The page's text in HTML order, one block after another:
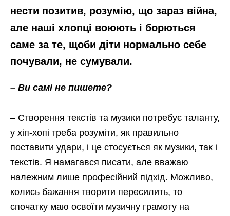
нести позитив, розумію, що зараз війна,
але наші хлопці воюють і борються
саме за те, щоби діти нормально себе
почували, не сумували.
– Ви самі не пишете?
– Створення текстів та музики потребує таланту,
у хіп-хопі треба розуміти, як правильно
поставити удари, і це стосується як музики, так і
текстів. Я намагався писати, але вважаю
належним лише професійний підхід. Можливо,
колись бажання творити пересилить, то
спочатку маю освоїти музичну грамоту на